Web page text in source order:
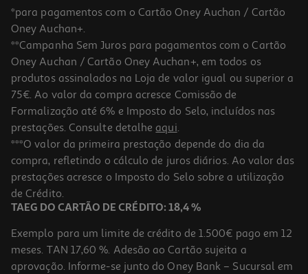
-20%
Oleo Lola Pinga Patua E Moringa 50ml
209 €/Lt
Price reduced from
13,06 €to
10,45 €
Promoção
*para pagamentos com o Cartão Oney Auchan / Cartão
Oney Auchan+.
**Campanha Sem Juros para pagamentos com o Cartão
Oney Auchan / Cartão Oney Auchan+, em todos os
produtos assinalados na Loja de valor igual ou superior a
75€. Ao valor da compra acresce Comissão de
Formalização até 6% e Imposto do Selo, incluídos nas
prestações. Consulte detalhe aqui.
***O valor da primeira prestação depende do dia da
compra, refletindo o cálculo de juros diários. Ao valor das
prestações acresce o Imposto do Selo sobre a utilização
de Crédito.
TAEG DO CARTÃO DE CRÉDITO: 18,4 %
Exemplo para um limite de crédito de 1.500€ pago em 12
meses. TAN 17,60 %. Adesão ao Cartão sujeita a
aprovação. Informe-se junto do Oney Bank – Sucursal em